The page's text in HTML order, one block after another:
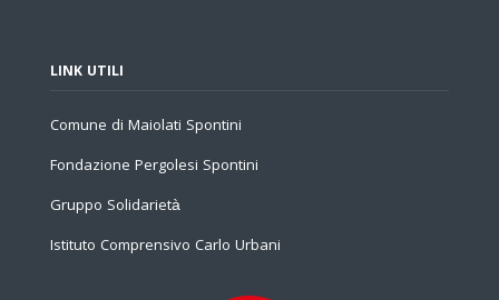
LINK UTILI
Comune di Maiolati Spontini
Fondazione Pergolesi Spontini
Gruppo Solidarietà
Istituto Comprensivo Carlo Urbani